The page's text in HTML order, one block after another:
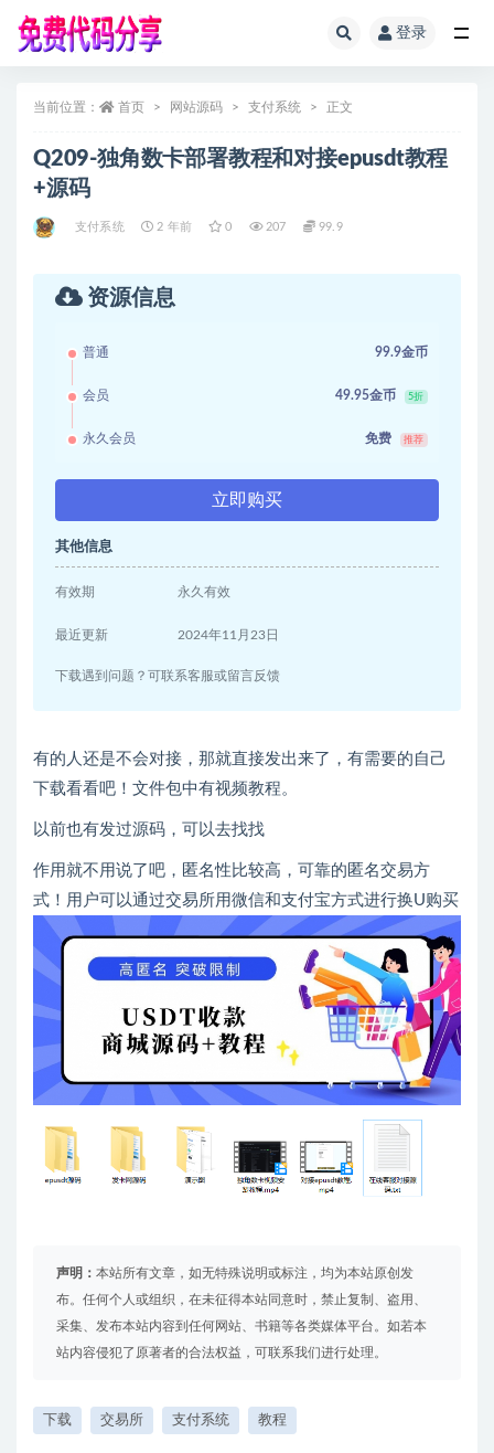
登录
当前位置： 首页 网站源码 支付系统 正文
Q209-独角数卡部署教程和对接epusdt教程
+源码
支付系统 2 年前 0 207 99.9
资源信息
普通 99.9金币
会员 49.95金币 5折
永久会员 免费 推荐
立即购买
其他信息
有效期 永久有效
最近更新 2024年11月23日
下载遇到问题？可联系客服或留言反馈
有的人还是不会对接，那就直接发出来了，有需要的自己
下载看看吧！文件包中有视频教程。
以前也有发过源码，可以去找找
作用就不用说了吧，匿名性比较高，可靠的匿名交易方
式！用户可以通过交易所用微信和支付宝方式进行换U购买
声明： 本站所有文章，如无特殊说明或标注，均为本站原创发
布。任何个人或组织，在未征得本站同意时，禁止复制、盗用、
采集、发布本站内容到任何网站、书籍等各类媒体平台。如若本
站内容侵犯了原著者的合法权益，可联系我们进行处理。
下载 交易所 支付系统 教程